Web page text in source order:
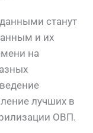
станут
и их
на
лучших в
ОВП.